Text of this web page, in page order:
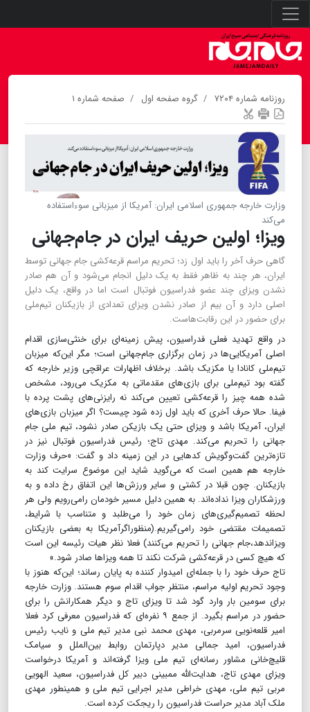
روزنامه شماره ۷۲۰۴ گروه صفحه اول صفحه شماره ۱
وزارت خارجه جمهوری اسلامی ایران: آمریکا از میزبانی سوءاستفاده
می‌کند
ویزا؛ اولین حریف ایران در جام‌جهانی
گاهی حرف آخر را باید اول زد؛ تحریم مراسم قرعه‌کشی جام جهانی توسط
ایران، هر چند به ظاهر فقط به یک دلیل انجام می‌شود و آن هم صادر
نشدن ویزای چند عضو فدراسیون فوتبال است اما در واقع، یک دلیل
اصلی دارد و آن بیم از صادر نشدن ویزای تعدادی از بازیکنان تیم‌ملی
برای حضور در این رقابت‌هاست.
در واقع تهدید فعلی فدراسیون، پیش زمینه‌ای برای خنثی‌سازی اقدام
اصلی آمریکایی‌ها در زمان برگزاری جام‌جهانی است؛ مگر این‌که میزبان
تیم‌ملی کانادا یا مکزیک باشد. برخلاف اظهارات عراقچی وزیر خارجه که
گفته بود تیم‌ملی برای بازی‌های مقدماتی به مکزیک می‌رود، مشخص
شده همه چیز را قرعه‌کشی تعیین می‌کند نه رایزنی‌های پشت پرده با
فیفا. حالا حرف آخری که باید اول زده شود چیست؟ اگر میزبان بازی‌های
ایران، آمریکا باشد و ویزای حتی یک بازیکن صادر نشود، تیم ملی جام
جهانی را تحریم می‌کند. مهدی تاج؛ رئیس فدراسیون فوتبال نیز در
تازه‌ترین گفت‌وگویش کدهایی در این زمینه داد و گفت: «حرف وزارت
خارجه هم همین است که می‌گوید شاید این موضوع سرایت کند به
بازیکنان. چون قبلا در کشتی و سایر ورزش‌ها این اتفاق رخ داده و به
ورزشکاران ویزا نداده‌اند. به همین دلیل مسیر خودمان رامی‌رویم ولی هر
لحظه تصمیم‌گیری‌های زمان خود را می‌طلبد و متناسب با شرایط،
تصمیمات مقتضی خود رامی‌گیریم.(منظوراگرآمریکا به بعضی بازیکنان
ویزاندهد،جام جهانی را تحریم می‌کنند) فعلا نظر هیات رئیسه این است
که هیچ کسی در قرعه‌کشی شرکت نکند تا همه ویزاها صادر شود.»
تاج حرف خود را با جمله‌ای امیدوار کننده به پایان رساند؛ این‌که هنوز با
وجود تحریم اولیه مراسم، منتظر جواب اقدام سوم هستند. وزارت خارجه
برای سومین بار وارد گود شد تا ویزای تاج و دیگر همکارانش را برای
حضور در مراسم بگیرد. از جمع ۹ نفره‌ای که فدراسیون معرفی کرد فعلا
امیر قلعه‌نویی سرمربی، مهدی محمد نبی مدیر تیم ملی و نایب رئیس
فدراسیون، امید جمالی مدیر دپارتمان روابط بین‌الملل و سیامک
قلیچ‌خانی مشاور رسانه‌ای تیم ملی ویزا گرفته‌اند و آمریکا درخواست
ویزای مهدی تاج، هدایت‌الله ممبینی دبیر کل فدراسیون، سعید الهویی
مربی تیم ملی، مهدی خراطی مدیر اجرایی تیم ملی و همینطور مهدی
ملک آباد مدیر حراست فدراسیون را ریجکت کرده است.